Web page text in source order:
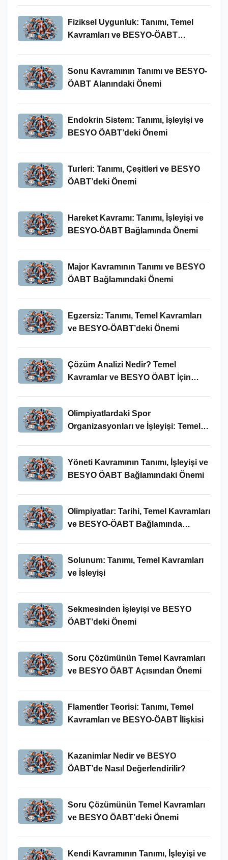
Fiziksel Uygunluk: Tanımı, Temel
Kavramları ve BESYO-ÖABT
Sonu Kavramının Tanımı ve BESYO-
ÖABT Alanındaki Önemi
Endokrin Sistem: Tanımı, İşleyişi ve
BESYO ÖABT’deki Önemi
Turleri: Tanımı, Çeşitleri ve BESYO
ÖABT’deki Önemi
Hareket Kavramı: Tanımı, İşleyişi ve
BESYO-ÖABT Bağlamında Önemi
Major Kavramının Tanımı ve BESYO
ÖABT Bağlamındaki Önemi
Egzersiz: Tanımı, Temel Kavramları
ve BESYO-ÖABT’deki Önemi
Çözüm Analizi Nedir? Temel
Kavramlar ve BESYO ÖABT İçin
Olimpiyatlardaki Spor
Organizasyonları ve İşleyişi: Temel
Yöneti Kavramının Tanımı, İşleyişi ve
BESYO ÖABT Bağlamındaki Önemi
Olimpiyatlar: Tarihi, Temel Kavramları
ve BESYO-ÖABT Bağlamında
Solunum: Tanımı, Temel Kavramları
ve İşleyişi
Sekmesinden İşleyişi ve BESYO
ÖABT’deki Önemi
Soru Çözümünün Temel Kavramları
ve BESYO ÖABT Açısından Önemi
Flamentler Teorisi: Tanımı, Temel
Kavramları ve BESYO-ÖABT İlişkisi
Kazanimlar Nedir ve BESYO
ÖABT’de Nasıl Değerlendirilir?
Soru Çözümünün Temel Kavramları
ve BESYO ÖABT’deki Önemi
Kendi Kavramının Tanımı, İşleyişi ve